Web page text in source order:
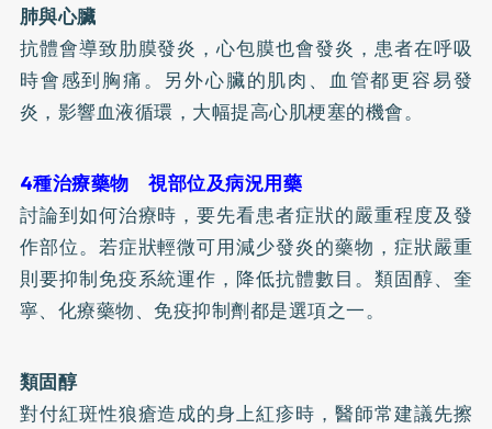
肺與心臟
抗體會導致肋膜發炎，心包膜也會發炎，患者在呼吸
時會感到胸痛。另外心臟的肌肉、血管都更容易發
炎，影響血液循環，大幅提高心肌梗塞的機會。
4種治療藥物 視部位及病況用藥
討論到如何治療時，要先看患者症狀的嚴重程度及發
作部位。若症狀輕微可用減少發炎的藥物，症狀嚴重
則要抑制免疫系統運作，降低抗體數目。類固醇、奎
寧、化療藥物、免疫抑制劑都是選項之一。
類固醇
對付紅斑性狼瘡造成的身上紅疹時，醫師常建議先擦